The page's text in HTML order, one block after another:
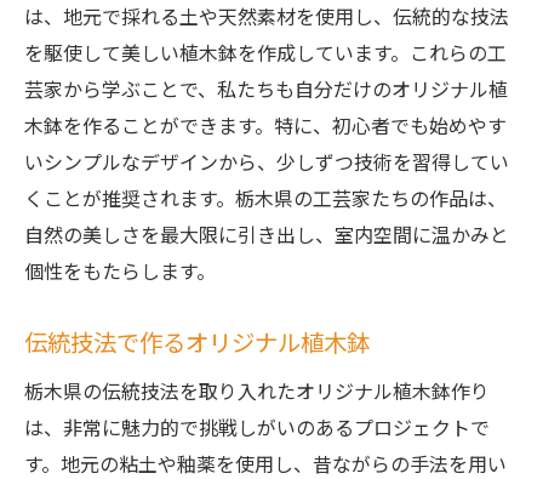
は、地元で採れる土や天然素材を使用し、伝統的な技法
を駆使して美しい植木鉢を作成しています。これらの工
芸家から学ぶことで、私たちも自分だけのオリジナル植
木鉢を作ることができます。特に、初心者でも始めやす
いシンプルなデザインから、少しずつ技術を習得してい
くことが推奨されます。栃木県の工芸家たちの作品は、
自然の美しさを最大限に引き出し、室内空間に温かみと
個性をもたらします。
伝統技法で作るオリジナル植木鉢
栃木県の伝統技法を取り入れたオリジナル植木鉢作り
は、非常に魅力的で挑戦しがいのあるプロジェクトで
す。地元の粘土や釉薬を使用し、昔ながらの手法を用い